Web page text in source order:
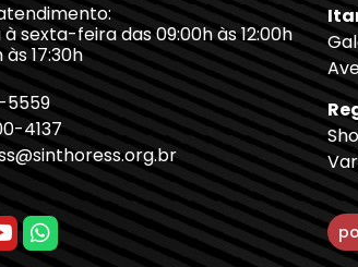
sexta-feira das 09:00h às 12:00h
às 17:30h
5559
4137